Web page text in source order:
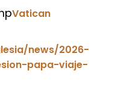
Vatican
news/2026-
papa-viaje-